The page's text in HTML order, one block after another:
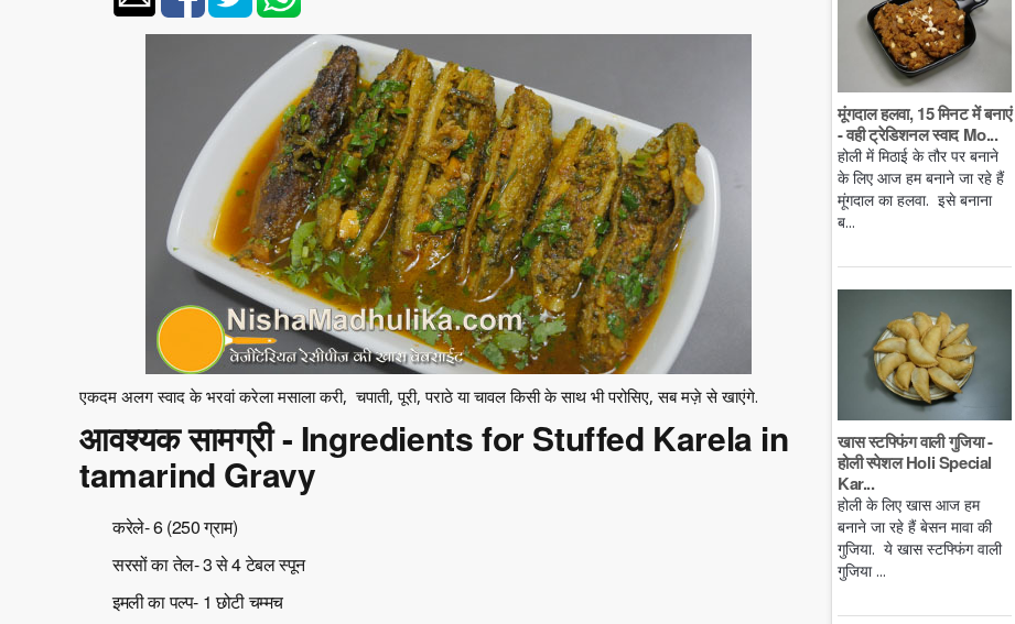
एकदम अलग स्वाद के भरवां करेला मसाला करी, चपाती, पूरी, पराठे या चावल किसी के साथ भी परोसिए, सब मज़े से खाएंगे.
आवश्यक सामग्री - Ingredients for Stuffed Karela in
tamarind Gravy
करेले- 6 (250 ग्राम)
सरसों का तेल- 3 से 4 टेबल स्पून
इमली का पल्प- 1 छोटी चम्मच
मूंगदाल हलवा, 15 मिनट में बनाएं
- वही ट्रेडिशनल स्वाद Mo...
होली में मिठाई के तौर पर बनाने
के लिए आज हम बनाने जा रहे हैं
मूंगदाल का हलवा. इसे बनाना
ब...
खास स्टफ्फिंग वाली गुजिया -
होली स्पेशल Holi Special
Kar...
होली के लिए खास आज हम
बनाने जा रहे हैं बेसन मावा की
गुजिया. ये खास स्टफ्फिंग वाली
गुजिया ...